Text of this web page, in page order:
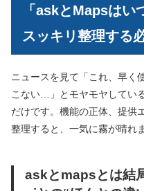
「askとMapsはい
スッキリ整理する
ニュースを見て「これ、早く
こない…」とモヤモヤしてい
だけです。機能の正体、提供
整理すると、一気に霧が晴れま
askとmapsとは結